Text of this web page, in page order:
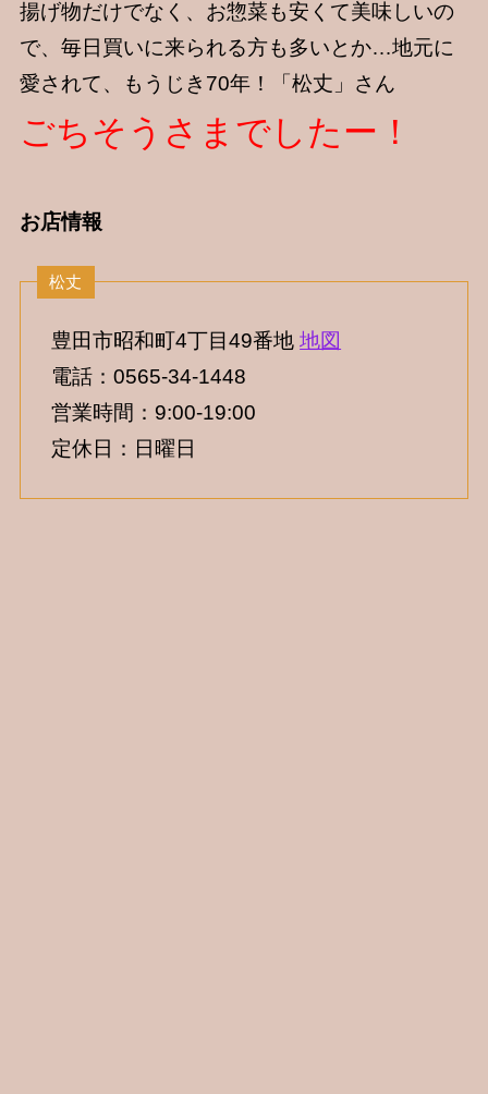
揚げ物だけでなく、お惣菜も安くて美味しいの
で、毎日買いに来られる方も多いとか…地元に
愛されて、もうじき70年！「松丈」さん
ごちそうさまでしたー！
お店情報
豊田市昭和町4丁目49番地地図
電話：0565-34-1448
営業時間：9:00-19:00
定休日：日曜日